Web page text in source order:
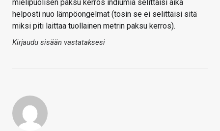
mielipuolisen paksu kerros indiumia selittäisi aika
helposti nuo lämpöongelmat (tosin se ei selittäisi sitä
miksi piti laittaa tuollainen metrin paksu kerros).
Kirjaudu sisään vastataksesi